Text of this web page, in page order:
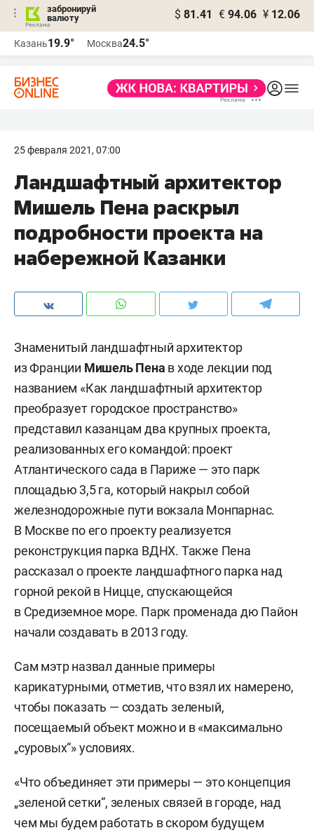
забронируй
валюту
$ 81.41 € 94.06 ¥ 12.06
Казань19.9° Москва24.5°
25 февраля 2021, 07:00
Ландшафтный архитектор
Мишель Пена раскрыл
подробности проекта на
набережной Казанки
Знаменитый ландшафтный архитектор
из Франции Мишель Пена в ходе лекции под
названием «Как ландшафтный архитектор
преобразует городское пространство»
представил казанцам два крупных проекта,
реализованных его командой: проект
Атлантического сада в Париже — это парк
площадью 3,5 га, который накрыл собой
железнодорожные пути вокзала Монпарнас.
В Москве по его проекту реализуется
реконструкция парка ВДНХ. Также Пена
рассказал о проекте ландшафтного парка над
горной рекой в Ницце, спускающейся
в Средиземное море. Парк променада дю Пайон
начали создавать в 2013 году.
Сам мэтр назвал данные примеры
карикатурными, отметив, что взял их намерено,
чтобы показать — создать зеленый,
посещаемый объект можно и в «максимально
„суровых“» условиях.
«Что объединяет эти примеры — это концепция
„зеленой сетки“, зеленых связей в городе, над
чем мы будем работать в скором будущем